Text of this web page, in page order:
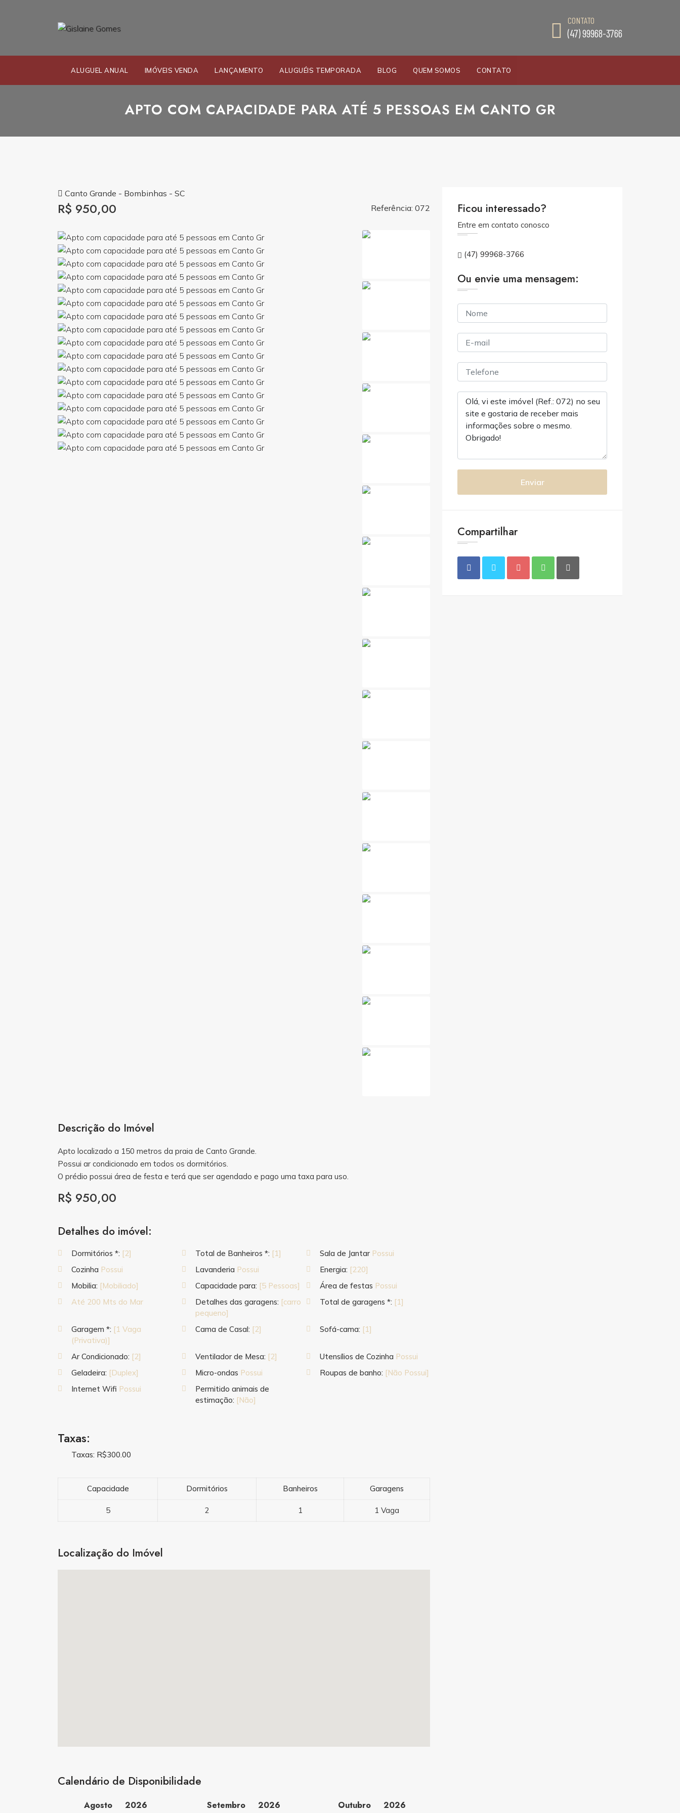
CONTATO
(47) 99968-3766
ALUGUEL ANUAL IMÓVEIS VENDA LANÇAMENTO ALUGUÉIS TEMPORADA BLOG QUEM SOMOS CONTATO
APTO COM CAPACIDADE PARA ATÉ 5 PESSOAS EM CANTO GR
Canto Grande - Bombinhas - SC
R$ 950,00 Referência: 072
Descrição do Imóvel
Apto localizado a 150 metros da praia de Canto Grande.
Possui ar condicionado em todos os dormitórios.
O prédio possui área de festa e terá que ser agendado e pago uma taxa para uso.
R$ 950,00
Detalhes do imóvel:
Dormitórios *: [2] Total de Banheiros *: [1] Sala de Jantar Possui
Cozinha Possui Lavanderia Possui Energia: [220]
Mobilia: [Mobiliado] Capacidade para: [5 Pessoas] Área de festas Possui
Até 200 Mts do Mar
Detalhes das garagens: [carro
pequeno]
Total de garagens *: [1]
Garagem *: [1 Vaga
(Privativa)]
Cama de Casal: [2] Sofá-cama: [1]
Ar Condicionado: [2] Ventilador de Mesa: [2] Utensílios de Cozinha Possui
Geladeira: [Duplex] Micro-ondas Possui Roupas de banho: [Não Possui]
Internet Wifi Possui
Permitido animais de
estimação: [Não]
Taxas:
Taxas: R$300.00
Capacidade Dormitórios Banheiros Garagens
5 2 1 1 Vaga
Localização do Imóvel
Calendário de Disponibilidade
Agosto2026 Setembro2026 Outubro2026
Ficou interessado?
Entre em contato conosco
(47) 99968-3766
Ou envie uma mensagem:
Enviar
Compartilhar